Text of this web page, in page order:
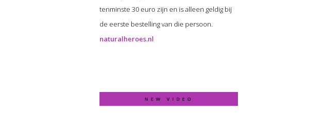
tenminste 30 euro zijn en is alleen geldig bij
de eerste bestelling van die persoon.
naturalheroes.nl
NEW VIDEO